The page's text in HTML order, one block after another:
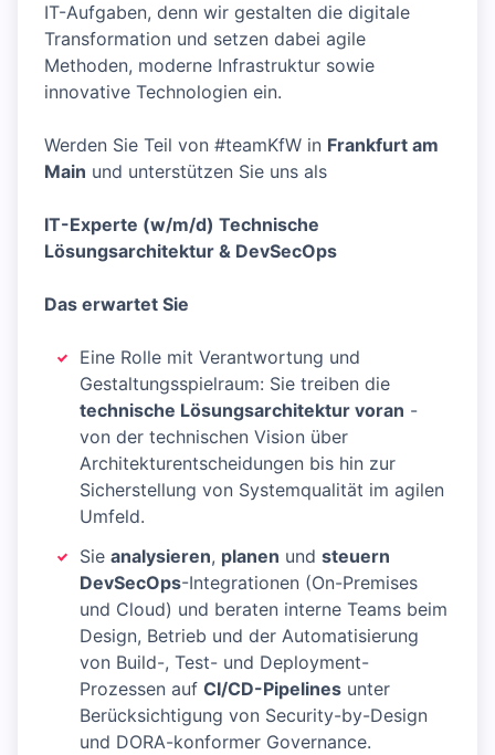
IT-Aufgaben, denn wir gestalten die digitale
Transformation und setzen dabei agile
Methoden, moderne Infrastruktur sowie
innovative Technologien ein.
Werden Sie Teil von #teamKfW in Frankfurt am
Main und unterstützen Sie uns als
IT-Experte (w/m/d) Technische
Lösungsarchitektur & DevSecOps
Das erwartet Sie
Eine Rolle mit Verantwortung und
Gestaltungsspielraum: Sie treiben die
technische Lösungsarchitektur voran -
von der technischen Vision über
Architekturentscheidungen bis hin zur
Sicherstellung von Systemqualität im agilen
Umfeld.
Sie analysieren, planen und steuern
DevSecOps-Integrationen (On-Premises
und Cloud) und beraten interne Teams beim
Design, Betrieb und der Automatisierung
von Build-, Test- und Deployment-
Prozessen auf CI/CD-Pipelines unter
Berücksichtigung von Security-by-Design
und DORA-konformer Governance.